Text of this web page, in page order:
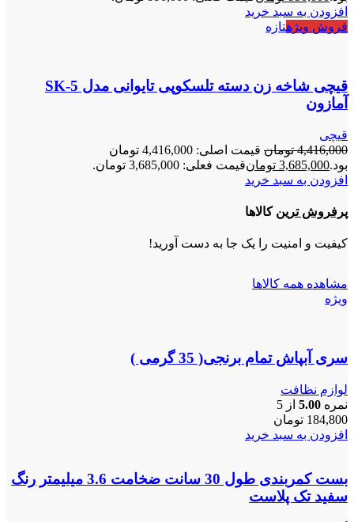
افزودن به سبد خرید
فروش ویژهتازه
قیچی شاخه زن دسته تلسکوپی تایوانی مدل SK-5
آمازون
قیچی
4,416,000 تومان
قیمت اصلی: 4,416,000 تومان
بود.3,685,000 تومانقیمت فعلی: 3,685,000 تومان.
افزودن به سبد خرید
پرفروش ترین کالاها
کیفیت و امنیت را یک جا به دست آورید!
مشاهده همه کالاها
ویژه
سری آبپاش تمام برنجی( 35 گرمی )
لوازم نظافت
نمره 5.00 از 5
184,800 تومان
افزودن به سبد خرید
بست کمربندی طول 30 سانت ضخامت 3.6 میلیمتر رنگ
سفید تک پلاست